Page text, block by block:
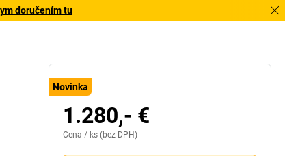
doručením tu
Novinka
1.280,- €
Cena / ks (bez DPH)